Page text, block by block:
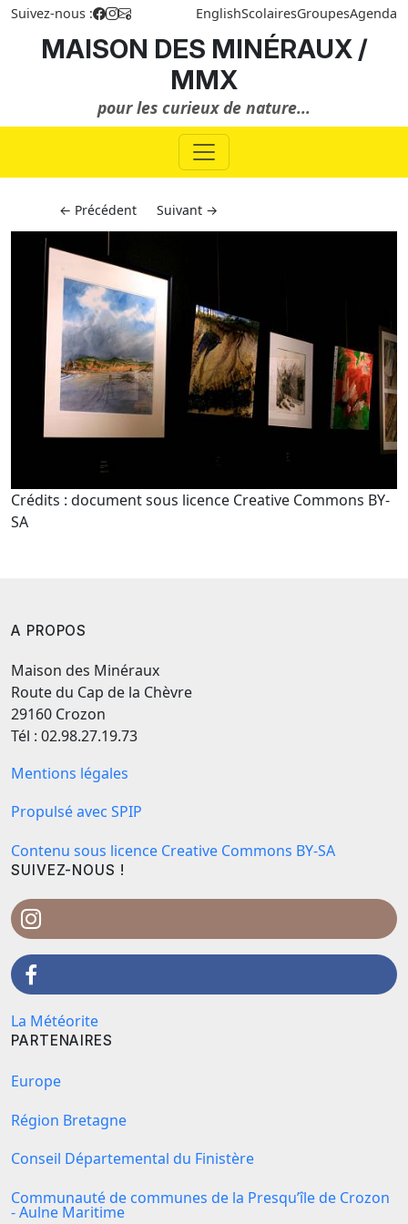
Suivez-nous : EnglishScolairesGroupesAgenda
MAISON DES MINÉRAUX /
MMX
pour les curieux de nature...
← Précédent Suivant →
Crédits : document sous licence Creative Commons BY-
SA
A PROPOS
Maison des Minéraux
Route du Cap de la Chèvre
29160 Crozon
Tél : 02.98.27.19.73
Mentions légales
Propulsé avec SPIP
Contenu sous licence Creative Commons BY-SA
SUIVEZ-NOUS !
La Météorite
PARTENAIRES
Europe
Région Bretagne
Conseil Départemental du Finistère
Communauté de communes de la Presqu’île de Crozon
- Aulne Maritime